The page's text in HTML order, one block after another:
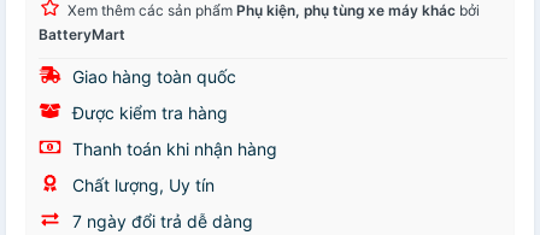
Xem thêm các sản phẩm Phụ kiện, phụ tùng xe máy khác bởi
BatteryMart
Giao hàng toàn quốc
Được kiểm tra hàng
Thanh toán khi nhận hàng
Chất lượng, Uy tín
7 ngày đổi trả dễ dàng